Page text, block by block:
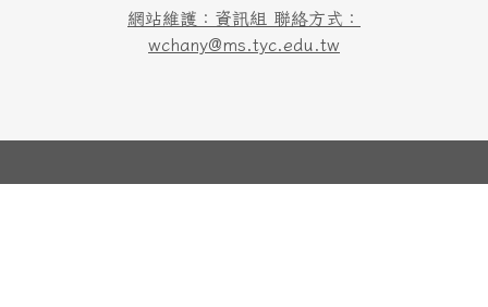
網站維護：資訊組 聯絡方式：
wchany@ms.tyc.edu.tw